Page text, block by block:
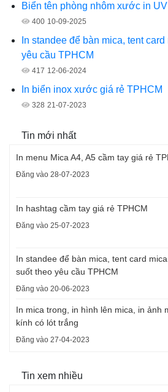
Biển tên phòng nhôm xước in
400 10-09-2025
In standee để bàn mica, tent
yêu cầu TPHCM
417 12-06-2024
In biển inox xước giá rẻ TPHCM
328 21-07-2023
Tin mới nhất
In menu Mica A4, A5 cầm tay giá rẻ
Đăng vào 28-07-2023
In hashtag cầm tay giá rẻ TPHCM
Đăng vào 25-07-2023
In standee để bàn mica, tent card
suốt theo yêu cầu TPHCM
Đăng vào 20-06-2023
In mica trong, in hình lên mica, in ảnh
kính có lót trắng
Đăng vào 27-04-2023
Tin xem nhiều